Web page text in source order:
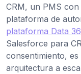
CRM, un PMS
plataforma de
plataforma Data
Salesforce para
consentimiento,
arquitectura a